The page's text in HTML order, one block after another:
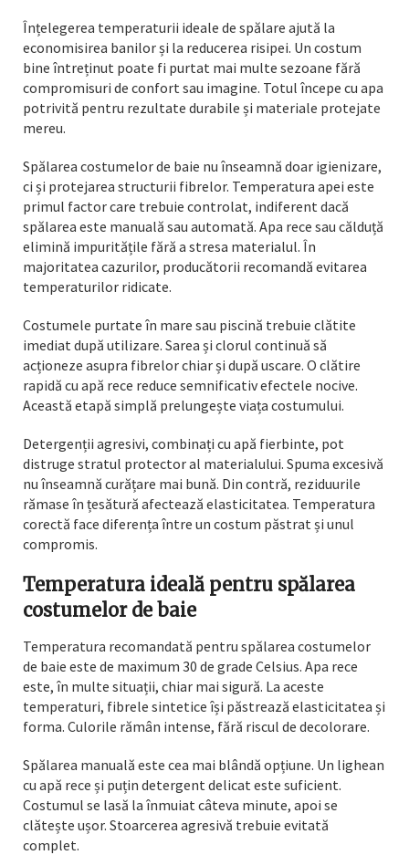
Înțelegerea temperaturii ideale de spălare ajută la
economisirea banilor și la reducerea risipei. Un costum
bine întreținut poate fi purtat mai multe sezoane fără
compromisuri de confort sau imagine. Totul începe cu apa
potrivită pentru rezultate durabile și materiale protejate
mereu.
Spălarea costumelor de baie nu înseamnă doar igienizare,
ci și protejarea structurii fibrelor. Temperatura apei este
primul factor care trebuie controlat, indiferent dacă
spălarea este manuală sau automată. Apa rece sau călduță
elimină impuritățile fără a stresa materialul. În
majoritatea cazurilor, producătorii recomandă evitarea
temperaturilor ridicate.
Costumele purtate în mare sau piscină trebuie clătite
imediat după utilizare. Sarea și clorul continuă să
acționeze asupra fibrelor chiar și după uscare. O clătire
rapidă cu apă rece reduce semnificativ efectele nocive.
Această etapă simplă prelungește viața costumului.
Detergenții agresivi, combinați cu apă fierbinte, pot
distruge stratul protector al materialului. Spuma excesivă
nu înseamnă curățare mai bună. Din contră, reziduurile
rămase în țesătură afectează elasticitatea. Temperatura
corectă face diferența între un costum păstrat și unul
compromis.
Temperatura ideală pentru spălarea
costumelor de baie
Temperatura recomandată pentru spălarea costumelor
de baie este de maximum 30 de grade Celsius. Apa rece
este, în multe situații, chiar mai sigură. La aceste
temperaturi, fibrele sintetice își păstrează elasticitatea și
forma. Culorile rămân intense, fără riscul de decolorare.
Spălarea manuală este cea mai blândă opțiune. Un lighean
cu apă rece și puțin detergent delicat este suficient.
Costumul se lasă la înmuiat câteva minute, apoi se
clătește ușor. Stoarcerea agresivă trebuie evitată
complet.